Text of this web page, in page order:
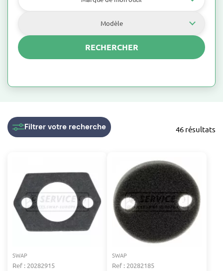
Modèle
RECHERCHER
46 résultats
Filtrer votre recherche
SWAP
Ref : 20282915
SWAP
Ref : 20282185